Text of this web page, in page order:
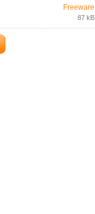
Freeware
87 kB